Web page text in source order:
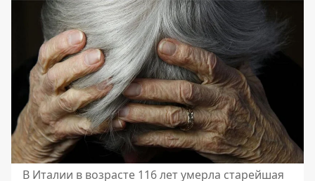
В Италии в возрасте 116 лет умерла старейшая